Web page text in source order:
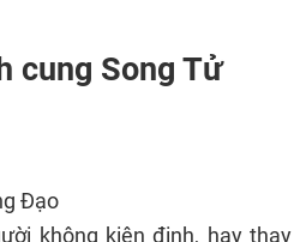
cung Song Tử
Đạo
không kiên định, hay thay